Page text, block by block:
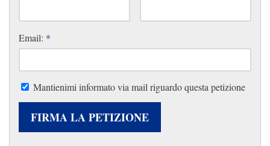
Email: *
Mantienimi informato via mail riguardo questa petizione
FIRMA LA PETIZIONE